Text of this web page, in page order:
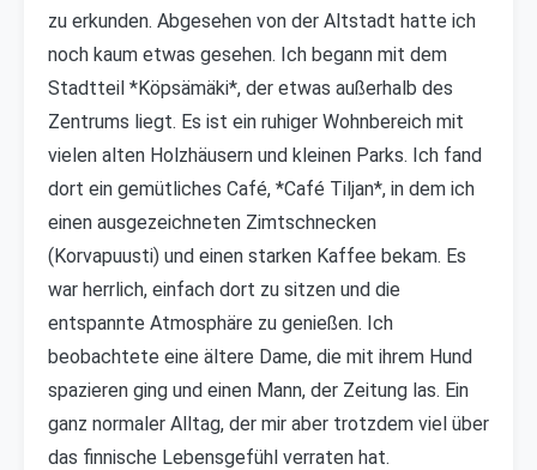
zu erkunden. Abgesehen von der Altstadt hatte ich
noch kaum etwas gesehen. Ich begann mit dem
Stadtteil *Köpsämäki*, der etwas außerhalb des
Zentrums liegt. Es ist ein ruhiger Wohnbereich mit
vielen alten Holzhäusern und kleinen Parks. Ich fand
dort ein gemütliches Café, *Café Tiljan*, in dem ich
einen ausgezeichneten Zimtschnecken
(Korvapuusti) und einen starken Kaffee bekam. Es
war herrlich, einfach dort zu sitzen und die
entspannte Atmosphäre zu genießen. Ich
beobachtete eine ältere Dame, die mit ihrem Hund
spazieren ging und einen Mann, der Zeitung las. Ein
ganz normaler Alltag, der mir aber trotzdem viel über
das finnische Lebensgefühl verraten hat.